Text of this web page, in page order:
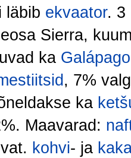
läbib ekvaator. 3
Sierra,
ka
, 7%
ka
Maavarad:
kohvi- ja